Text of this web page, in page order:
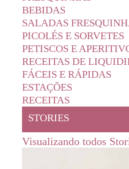
BEBIDAS
SALADAS
PICOLÉS E SORVETES
PETISCOS E
RECEITAS DE
FÁCEIS E RÁPIDAS
ESTAÇÕES
RECEITAS
STORIES
Visualizando todos